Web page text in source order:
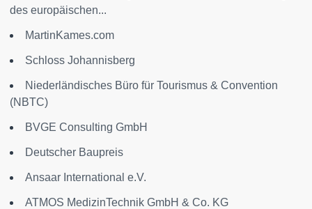
des europäischen...
MartinKames.com
Schloss Johannisberg
Niederländisches Büro für Tourismus & Convention
(NBTC)
BVGE Consulting GmbH
Deutscher Baupreis
Ansaar International e.V.
ATMOS MedizinTechnik GmbH & Co. KG